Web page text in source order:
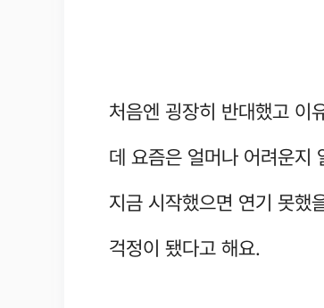
처음엔 굉장히 반대했고 이
데 요즘은 얼머나 어려운지
지금 시작했으면 연기 못했
걱정이 됐다고 해요.